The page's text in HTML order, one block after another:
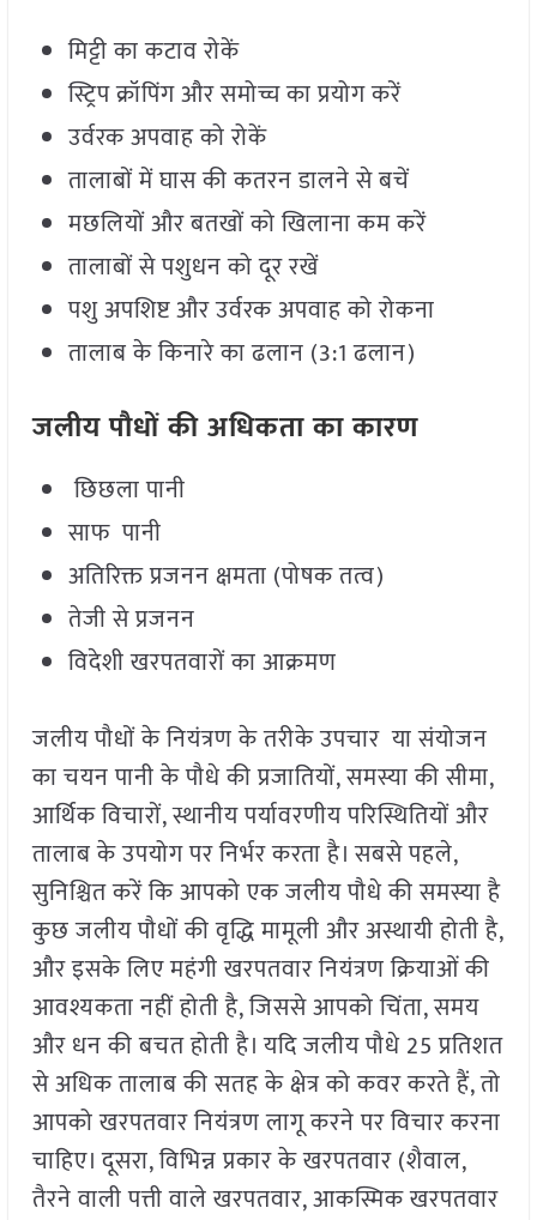
मिट्टी का कटाव रोकें
स्ट्रिप क्रॉपिंग और समोच्च का प्रयोग करें
उर्वरक अपवाह को रोकें
तालाबों में घास की कतरन डालने से बचें
मछलियों और बतखों को खिलाना कम करें
तालाबों से पशुधन को दूर रखें
पशु अपशिष्ट और उर्वरक अपवाह को रोकना
तालाब के किनारे का ढलान (3:1 ढलान)
जलीय पौधों की अधिकता का कारण
छिछला पानी
साफ पानी
अतिरिक्त प्रजनन क्षमता (पोषक तत्व)
तेजी से प्रजनन
विदेशी खरपतवारों का आक्रमण
जलीय पौधों के नियंत्रण के तरीके उपचार या संयोजन
का चयन पानी के पौधे की प्रजातियों, समस्या की सीमा,
आर्थिक विचारों, स्थानीय पर्यावरणीय परिस्थितियों और
तालाब के उपयोग पर निर्भर करता है। सबसे पहले,
सुनिश्चित करें कि आपको एक जलीय पौधे की समस्या है
कुछ जलीय पौधों की वृद्धि मामूली और अस्थायी होती है,
और इसके लिए महंगी खरपतवार नियंत्रण क्रियाओं की
आवश्यकता नहीं होती है, जिससे आपको चिंता, समय
और धन की बचत होती है। यदि जलीय पौधे 25 प्रतिशत
से अधिक तालाब की सतह के क्षेत्र को कवर करते हैं, तो
आपको खरपतवार नियंत्रण लागू करने पर विचार करना
चाहिए। दूसरा, विभिन्न प्रकार के खरपतवार (शैवाल,
तैरने वाली पत्ती वाले खरपतवार, आकस्मिक खरपतवार